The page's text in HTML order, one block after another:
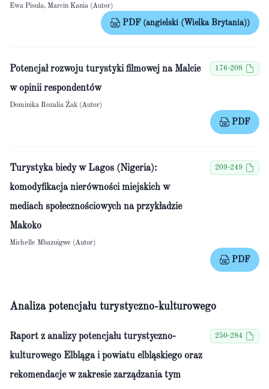
Ewa Pisula, Marcin Kania (Autor)
PDF (angielski (Wielka Brytania))
Potencjał rozwoju turystyki filmowej na Malcie
w opinii respondentów
176-208
Dominika Rozalia Żak (Autor)
PDF
Turystyka biedy w Lagos (Nigeria):
komodyfikacja nierówności miejskich w
mediach społecznościowych na przykładzie
Makoko
209-249
Michelle Mbazuigwe (Autor)
PDF
Analiza potencjału turystyczno-kulturowego
Raport z analizy potencjału turystyczno-
kulturowego Elbląga i powiatu elbląskiego oraz
rekomendacje w zakresie zarządzania tym
250-284